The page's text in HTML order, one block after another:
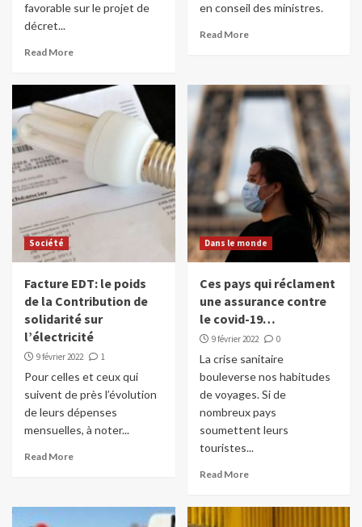
favorable sur le projet de
décret...
Read More
en conseil des ministres.
Read More
Société
Facture EDT: le poids
de la Contribution de
solidarité sur
l’électricité
9 février 2022 1
Pour celles et ceux qui
suivent de près l’évolution
de leurs dépenses
mensuelles, à noter...
Read More
Dans le monde
Ces pays qui réclament
une assurance contre
le covid-19…
9 février 2022 0
La crise sanitaire
bouleverse nos habitudes
de voyages. Si de
nombreux pays
soumettent leurs
touristes...
Read More